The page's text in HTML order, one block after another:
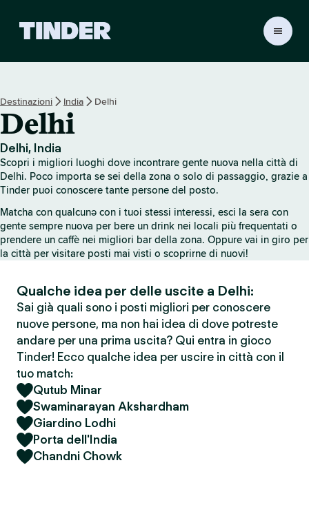
i
d
e
r
Destinazioni India Delhi
Delhi
Delhi, India
Scopri i migliori luoghi dove incontrare gente nuova nella città di
Delhi. Poco importa se sei della zona o solo di passaggio, grazie a
Tinder puoi conoscere tante persone del posto.
Matcha con qualcunə con i tuoi stessi interessi, esci la sera con
gente sempre nuova per bere un drink nei locali più frequentati o
prendere un caffè nei migliori bar della zona. Oppure vai in giro per
la città per visitare posti mai visti o scoprirne di nuovi!
Qualche idea per delle uscite a Delhi:
Sai già quali sono i posti migliori per conoscere
nuove persone, ma non hai idea di dove potreste
andare per una prima uscita? Qui entra in gioco
Tinder! Ecco qualche idea per uscire in città con il
tuo match:
Qutub Minar
Swaminarayan Akshardham
Giardino Lodhi
Porta dell'India
Chandni Chowk